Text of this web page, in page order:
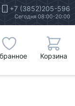
+7 (3852)205-596
Сегодня 08:00-20:00
Корзина